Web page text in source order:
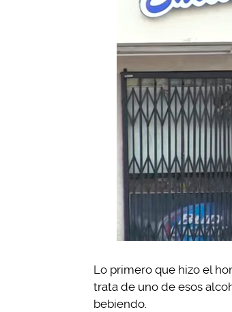
Lo primero que hizo el
trata de uno de esos
bebiendo.